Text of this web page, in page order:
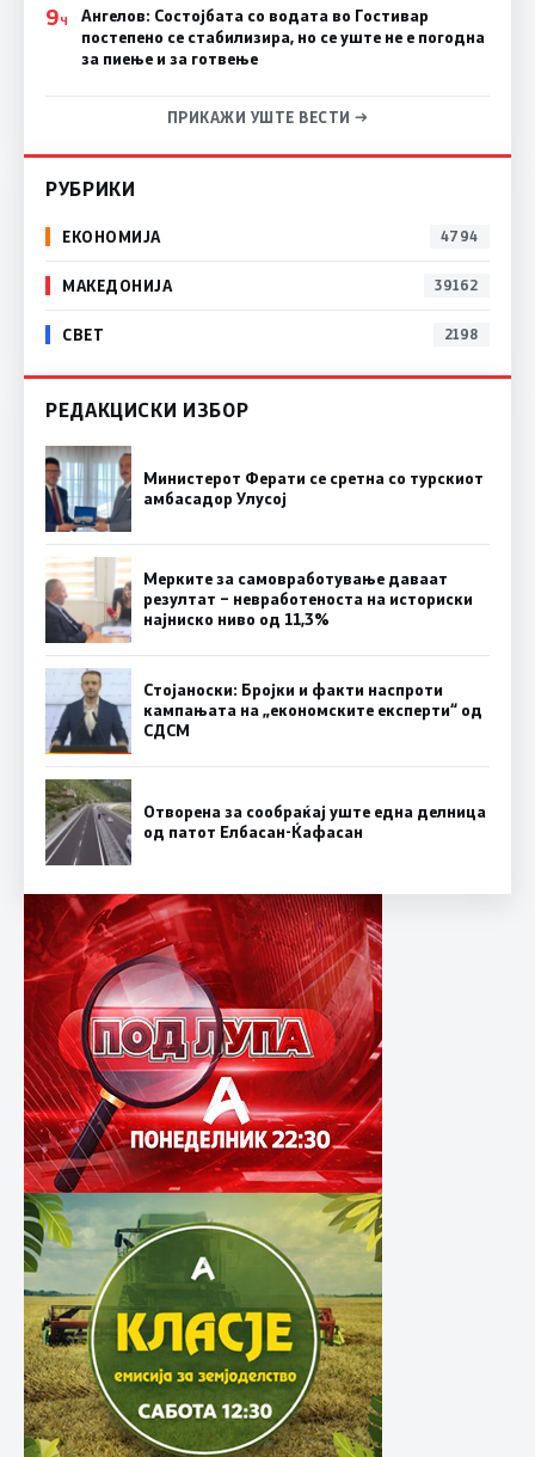
9Ч
Ангелов: Состојбата со водата во Гостивар
постепено се стабилизира, но се уште не е погодна
за пиење и за готвење
ПРИКАЖИ УШТЕ ВЕСТИ →
РУБРИКИ
ЕКОНОМИЈА 4794
МАКЕДОНИЈА 39162
СВЕТ 2198
РЕДАКЦИСКИ ИЗБОР
Министерот Ферати се сретна со турскиот
амбасадор Улусој
Мерките за самовработување даваат
резултат – невработеноста на историски
најниско ниво од 11,3%
Стојаноски: Бројки и факти наспроти
кампањата на „економските експерти“ од
СДСM
Отворена за сообраќај уште една делница
од патот Елбасан-Ќафасан